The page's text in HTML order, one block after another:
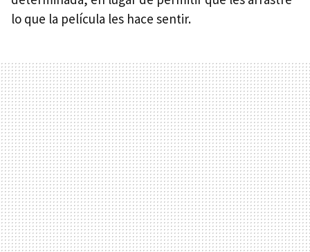
lo que la película les hace sentir.